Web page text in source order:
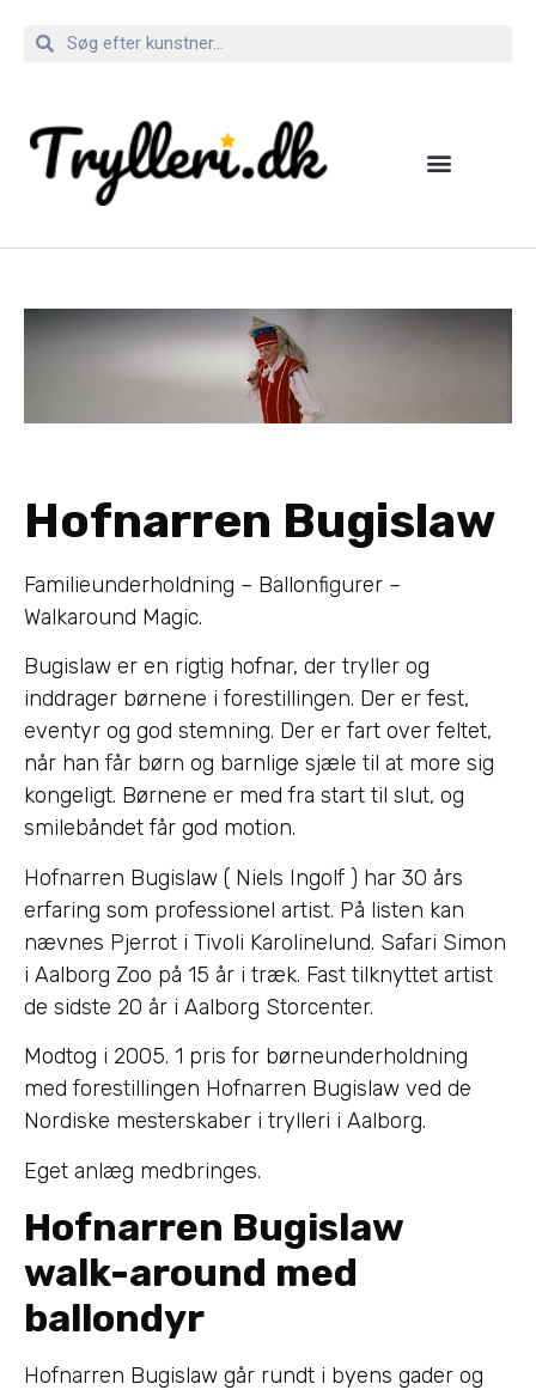
Hofnarren Bugislaw
Familieunderholdning – Ballonfigurer –
Walkaround Magic.
Bugislaw er en rigtig hofnar, der tryller og
inddrager børnene i forestillingen. Der er fest,
eventyr og god stemning. Der er fart over feltet,
når han får børn og barnlige sjæle til at more sig
kongeligt. Børnene er med fra start til slut, og
smilebåndet får god motion.
Hofnarren Bugislaw ( Niels Ingolf ) har 30 års
erfaring som professionel artist. På listen kan
nævnes Pjerrot i Tivoli Karolinelund. Safari Simon
i Aalborg Zoo på 15 år i træk. Fast tilknyttet artist
de sidste 20 år i Aalborg Storcenter.
Modtog i 2005. 1 pris for børneunderholdning
med forestillingen Hofnarren Bugislaw ved de
Nordiske mesterskaber i trylleri i Aalborg.
Eget anlæg medbringes.
Hofnarren Bugislaw
walk-around med
ballondyr
Hofnarren Bugislaw går rundt i byens gader og